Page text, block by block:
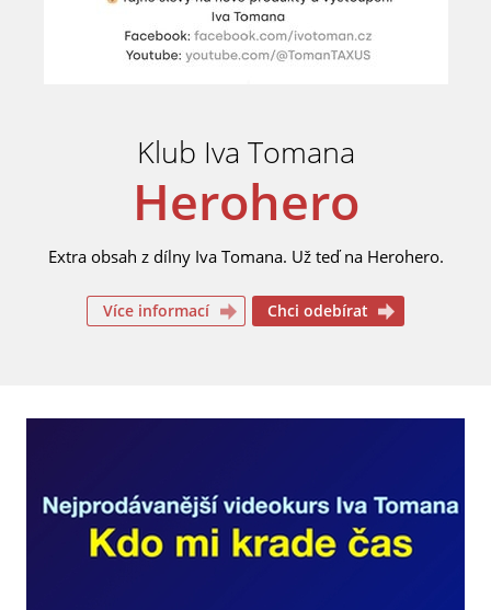
Klub Iva Tomana
Herohero
Extra obsah z dílny Iva Tomana. Už teď na Herohero.
Více informací Chci odebírat